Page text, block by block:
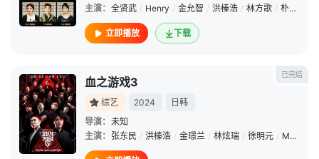
主演： 全贤武 / Henry / 金允智 / 洪榛浩 / 林方歌 / 朴智允
立即播放 下载
已完结
血之游戏3
综艺 2024
日韩
导演： 未知
主演： 张东民 / 洪榛浩 / 金璟兰 / 林炫瑞 / 徐明元 / MJ Kim